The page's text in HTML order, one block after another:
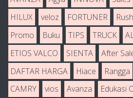
HILUX
veloz FORTUNER Rush
Promo
Buku TIPS TRUCK
ETIOS VALCO
SIENTA After
DAFTAR HARGA
Hiace Rangga
CAMRY
vios Avanza
Edukasi